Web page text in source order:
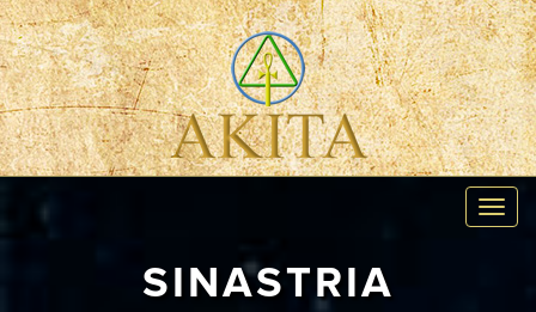
SINASTRIA